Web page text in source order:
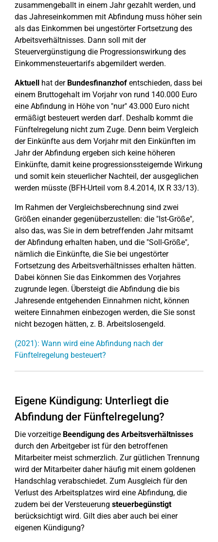
zusammengeballt in einem Jahr gezahlt werden, und
das Jahreseinkommen mit Abfindung muss höher sein
als das Einkommen bei ungestörter Fortsetzung des
Arbeitsverhältnisses. Dann soll mit der
Steuervergünstigung die Progressionswirkung des
Einkommensteuertarifs abgemildert werden.
Aktuell hat der Bundesfinanzhof entschieden, dass bei
einem Bruttogehalt im Vorjahr von rund 140.000 Euro
eine Abfindung in Höhe von "nur" 43.000 Euro nicht
ermäßigt besteuert werden darf. Deshalb kommt die
Fünftelregelung nicht zum Zuge. Denn beim Vergleich
der Einkünfte aus dem Vorjahr mit den Einkünften im
Jahr der Abfindung ergeben sich keine höheren
Einkünfte, damit keine progressionssteigernde Wirkung
und somit kein steuerlicher Nachteil, der ausgeglichen
werden müsste (BFH-Urteil vom 8.4.2014, IX R 33/13).
Im Rahmen der Vergleichsberechnung sind zwei
Größen einander gegenüberzustellen: die "Ist-Größe",
also das, was Sie in dem betreffenden Jahr mitsamt
der Abfindung erhalten haben, und die "Soll-Größe",
nämlich die Einkünfte, die Sie bei ungestörter
Fortsetzung des Arbeitsverhältnisses erhalten hätten.
Dabei können Sie das Einkommen des Vorjahres
zugrunde legen. Übersteigt die Abfindung die bis
Jahresende entgehenden Einnahmen nicht, können
weitere Einnahmen einbezogen werden, die Sie sonst
nicht bezogen hätten, z. B. Arbeitslosengeld.
(2021): Wann wird eine Abfindung nach der
Fünftelregelung besteuert?
Eigene Kündigung: Unterliegt die
Abfindung der Fünftelregelung?
Die vorzeitige Beendigung des Arbeitsverhältnisses
durch den Arbeitgeber ist für den betroffenen
Mitarbeiter meist schmerzlich. Zur gütlichen Trennung
wird der Mitarbeiter daher häufig mit einem goldenen
Handschlag verabschiedet. Zum Ausgleich für den
Verlust des Arbeitsplatzes wird eine Abfindung, die
zudem bei der Versteuerung steuerbegünstigt
berücksichtigt wird. Gilt dies aber auch bei einer
eigenen Kündigung?